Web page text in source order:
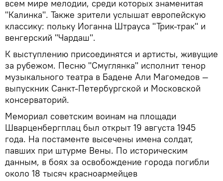
всем мире мелодии, среди которых знаменитая
"Калинка". Также зрители услышат европейскую
классику: польку Иоганна Штрауса "Трик-трак" и
венгерский "Чардаш".
К выступлению присоединятся и артисты, живущие
за рубежом. Песню "Смуглянка" исполнит тенор
музыкального театра в Бадене Али Магомедов —
выпускник Санкт-Петербургской и Московской
консерваторий.
Мемориал советским воинам на площади
Шварценбергплац был открыт 19 августа 1945
года. На постаменте высечены имена солдат,
павших при штурме Вены. По историческим
данным, в боях за освобождение города погибли
около 18 тысяч красноармейцев